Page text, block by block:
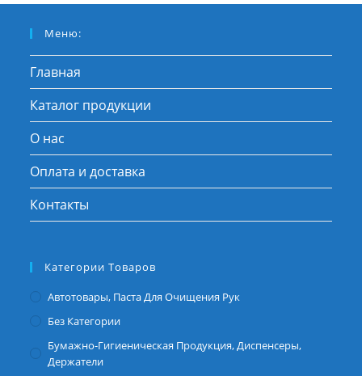
Меню:
Главная
Каталог продукции
О нас
Оплата и доставка
Контакты
Категории Товаров
Автотовары, Паста Для Очищения Рук
Без Категории
Бумажно-Гигиеническая Продукция, Диспенсеры,
Держатели